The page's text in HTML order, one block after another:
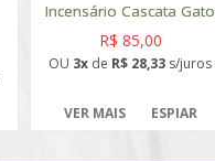
Incensário Cascata Gato
R$ 85,00
OU 3x de R$ 28,33 s/juros
VER MAIS ESPIAR